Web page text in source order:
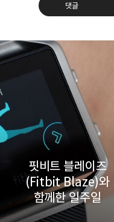
댓글
다방면의 깊은 관심과 얕은
비주류이자 진화하는 영원한
구독하기
카카오스토리 밴드
핏비트 블레이즈
(Fitbit Blaze)와
함께한 일주일